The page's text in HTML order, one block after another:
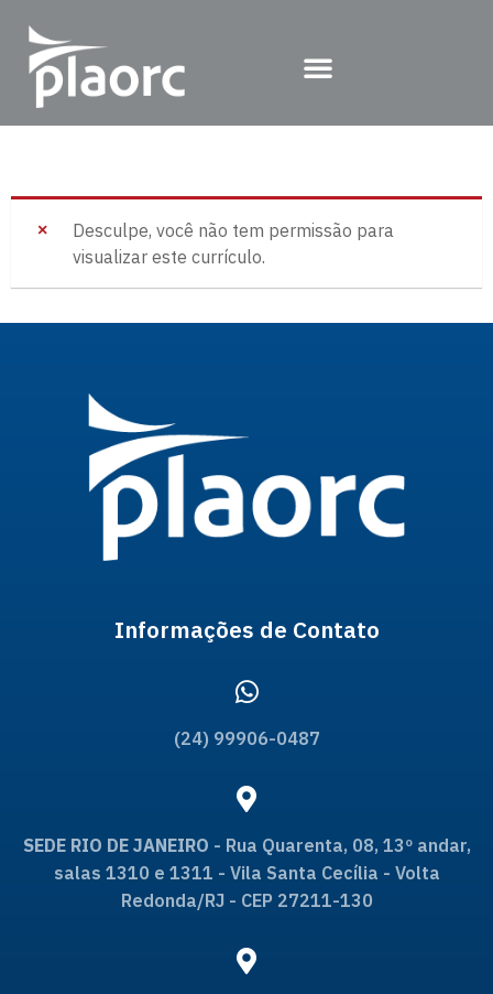
Desculpe, você não tem permissão para
visualizar este currículo.
Informações de Contato
(24) 99906-0487
SEDE RIO DE JANEIRO - Rua Quarenta, 08, 13º andar,
salas 1310 e 1311 - Vila Santa Cecília - Volta
Redonda/RJ - CEP 27211-130